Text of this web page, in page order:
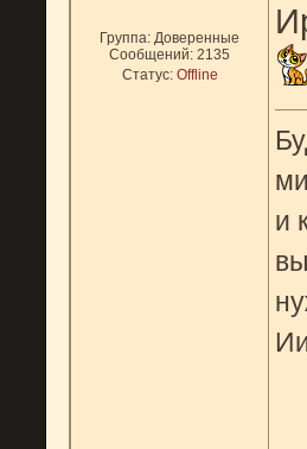
Группа: Доверенные
Сообщений: 2135
Статус: Offline
и